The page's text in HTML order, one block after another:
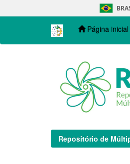
navigation
Página inicial
Repositório de